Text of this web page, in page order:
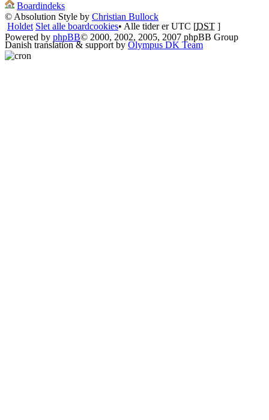
Boardindeks
© Absolution Style by Christian Bullock
Holdet Slet alle boardcookies• Alle tider er UTC [DST ]
Powered by phpBB© 2000, 2002, 2005, 2007 phpBB Group
Danish translation & support by Olympus DK Team